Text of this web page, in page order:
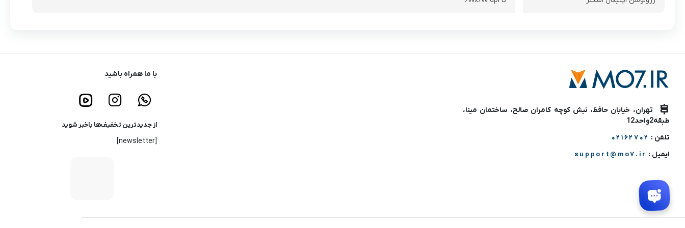
تهران، خیابان حافظ، نبش کوچه کامران صالح، ساختمان مینا،
طبقه2واحد12
تلفن : 02162702
ایمیل : support@mo7.ir
با ما همراه باشید
از جدیدترین تخفیف‌ها باخبر شوید
[newsletter]